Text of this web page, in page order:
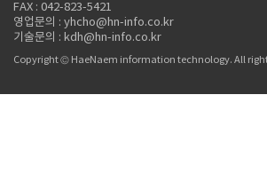
FAX : 042-823-5421
영업문의 : yhcho@hn-info.co.kr
기술문의 : kdh@hn-info.co.kr
Copyright © HaeNaem information technology. All